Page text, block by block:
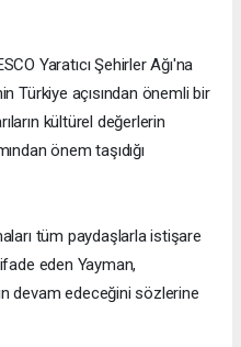
Yaratıcı Şehirler Ağı'na
Türkiye açısından önemli bir
kültürel değerlerin
önem taşıdığı
tüm paydaşlarla istişare
eden Yayman,
devam edeceğini sözlerine